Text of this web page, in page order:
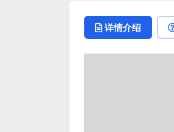
详情介绍